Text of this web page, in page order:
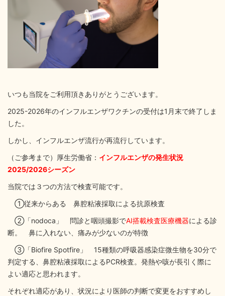
いつも当院をご利用頂きありがとうございます。
2025-2026年のインフルエンザワクチンの受付は1月末で終了しま
した。
しかし、インフルエンザ流行が再流行しています。
（ご参考まで）厚生労働省： インフルエンザの発生状況
2025/2026シーズン
当院では３つの方法で検査可能です。
①従来からある 鼻腔粘液採取による抗原検査
②「nodoca」 問診と咽頭撮影でAI搭載検査医療機器による診
断。 鼻に入れない、痛みが少ないのが特徴
③「Biofire Spotfire」 15種類の呼吸器感染症微生物を30分で
判定する、鼻腔粘液採取によるPCR検査。発熱や咳が長引く際に
よい適応と思われます。
それぞれ適応があり、状況により医師の判断で変更をおすすめし